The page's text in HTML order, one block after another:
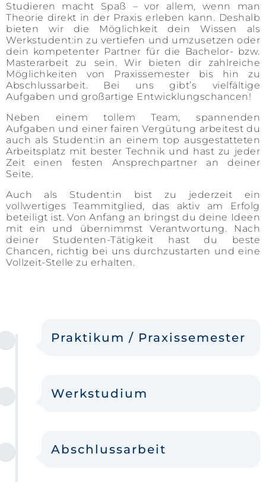
Studieren macht Spaß – vor allem, wenn man
Theorie direkt in der Praxis erleben kann. Deshalb
bieten wir die Möglichkeit dein Wissen als
Werkstudent:in zu vertiefen und umzusetzen oder
dein kompetenter Partner für die Bachelor- bzw.
Masterarbeit zu sein. Wir bieten dir zahlreiche
Möglichkeiten von Praxissemester bis hin zu
Abschlussarbeit. Bei uns gibt’s vielfältige
Aufgaben und großartige Entwicklungschancen!
Neben einem tollem Team, spannenden
Aufgaben und einer fairen Vergütung arbeitest du
auch als Student:in an einem top ausgestatteten
Arbeitsplatz mit bester Technik und hast zu jeder
Zeit einen festen Ansprechpartner an deiner
Seite.
Auch als Student:in bist zu jederzeit ein
vollwertiges Teammitglied, das aktiv am Erfolg
beteiligt ist. Von Anfang an bringst du deine Ideen
mit ein und übernimmst Verantwortung. Nach
deiner Studenten-Tätigkeit hast du beste
Chancen, richtig bei uns durchzustarten und eine
Vollzeit-Stelle zu erhalten.
Praktikum / Praxissemester
Werkstudium
Abschlussarbeit